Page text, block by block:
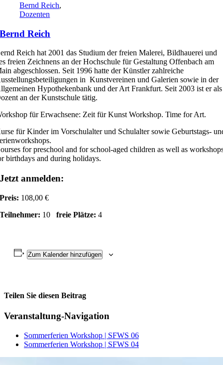
Bernd Reich,
Dozenten
Bernd Reich
Reich hat 2001 das Studium der freien Malerei, Bildhauerei und
freien Zeichnens an der Hochschule für Gestaltung Offenbach am
abgeschlossen. Seit 1996 hatte der Künstler zahlreiche
in Kunstvereinen und Galerien sowie in der
Hypothekenbank und der Art Frankfurt. Seit 2003 ist er als
an der Kunstschule tätig.
für Erwachsene: Zeit für Kunst Workshop. Time for Art.
für Kinder im Vorschulalter und Schulalter sowie Geburtstags-
for preschool and for school-aged children as well as
birthdays and during holidays.
Jetzt anmelden:
Preis: 108,00 €
Teilnehmer: 10freie Plätze: 4
Zum Kalender hinzufügen
Teilen Sie diesen Beitrag
Facebook
Veranstaltung-Navigation
Sommerferien Workshop | SFWS 06
Sommerferien Workshop | SFWS 04